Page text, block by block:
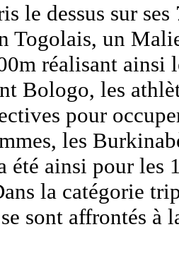
le dessus sur
Togolais, un
réalisant
Bologo, les
pour
les
été ainsi pour les
la catégorie
sont affrontés à